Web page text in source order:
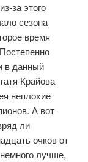
за этого
сезона
время
в данный
Крайова
неплохие
А вот
ли
очков от
лучше,